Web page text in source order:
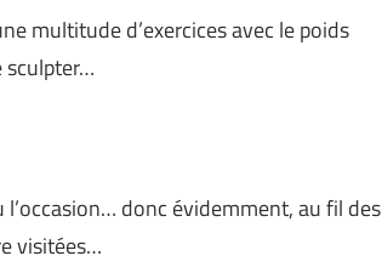
multitude d’exercices avec le poids
sculpter…
l’occasion… donc évidemment, au fil des
visitées…